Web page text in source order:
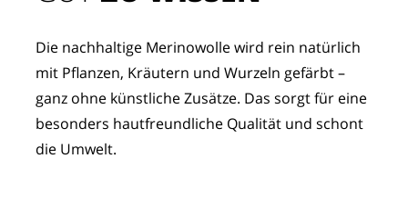
Die nachhaltige Merinowolle wird rein natürlich
mit Pflanzen, Kräutern und Wurzeln gefärbt –
ganz ohne künstliche Zusätze. Das sorgt für eine
besonders hautfreundliche Qualität und schont
die Umwelt.